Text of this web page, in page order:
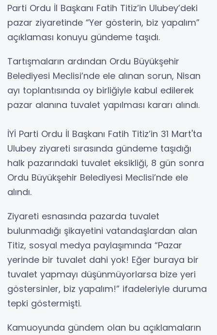
Parti Ordu İl Başkanı Fatih Titiz’in Ulubey’deki
pazar ziyaretinde “Yer gösterin, biz yapalım”
açıklaması konuyu gündeme taşıdı.
Tartışmaların ardından Ordu Büyükşehir
Belediyesi Meclisi’nde ele alınan sorun, Nisan
ayı toplantısında oy birliğiyle kabul edilerek
pazar alanına tuvalet yapılması kararı alındı.
İYİ Parti Ordu İl Başkanı Fatih Titiz’in 31 Mart'ta
Ulubey ziyareti sırasında gündeme taşıdığı
halk pazarındaki tuvalet eksikliği, 8 gün sonra
Ordu Büyükşehir Belediyesi Meclisi’nde ele
alındı.
Ziyareti esnasında pazarda tuvalet
bulunmadığı şikayetini vatandaşlardan alan
Titiz, sosyal medya paylaşımında “Pazar
yerinde bir tuvalet dahi yok! Eğer buraya bir
tuvalet yapmayı düşünmüyorlarsa bize yeri
göstersinler, biz yapalım!” ifadeleriyle duruma
tepki göstermişti.
Kamuoyunda gündem olan bu açıklamaların